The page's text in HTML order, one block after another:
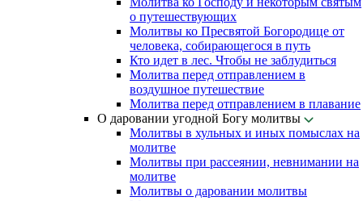
о путешествующих
Молитвы ко Пресвятой Богородице от
человека, собирающегося в путь
Кто идет в лес. Чтобы не заблудиться
Молитва перед отправлением в
воздушное путешествие
Молитва перед отправлением в плавание
О даровании угодной Богу молитвы
Молитвы в хульных и иных помыслах на
молитве
Молитвы при рассеянии, невнимании на
молитве
Молитвы о даровании молитвы